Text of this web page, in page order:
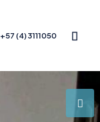
+57 (4) 3111050